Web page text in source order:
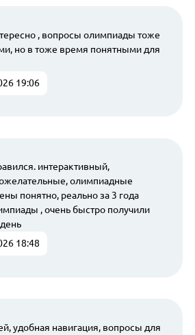
, вопросы олимпиады тоже
но в тоже время понятными для
19:06
интерактивный,
олимпиадные
понятно, реально за 3 года
, очень быстро получили
18:48
удобная навигация, вопросы для